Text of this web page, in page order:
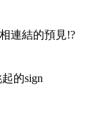
連結的預見!?
的sign